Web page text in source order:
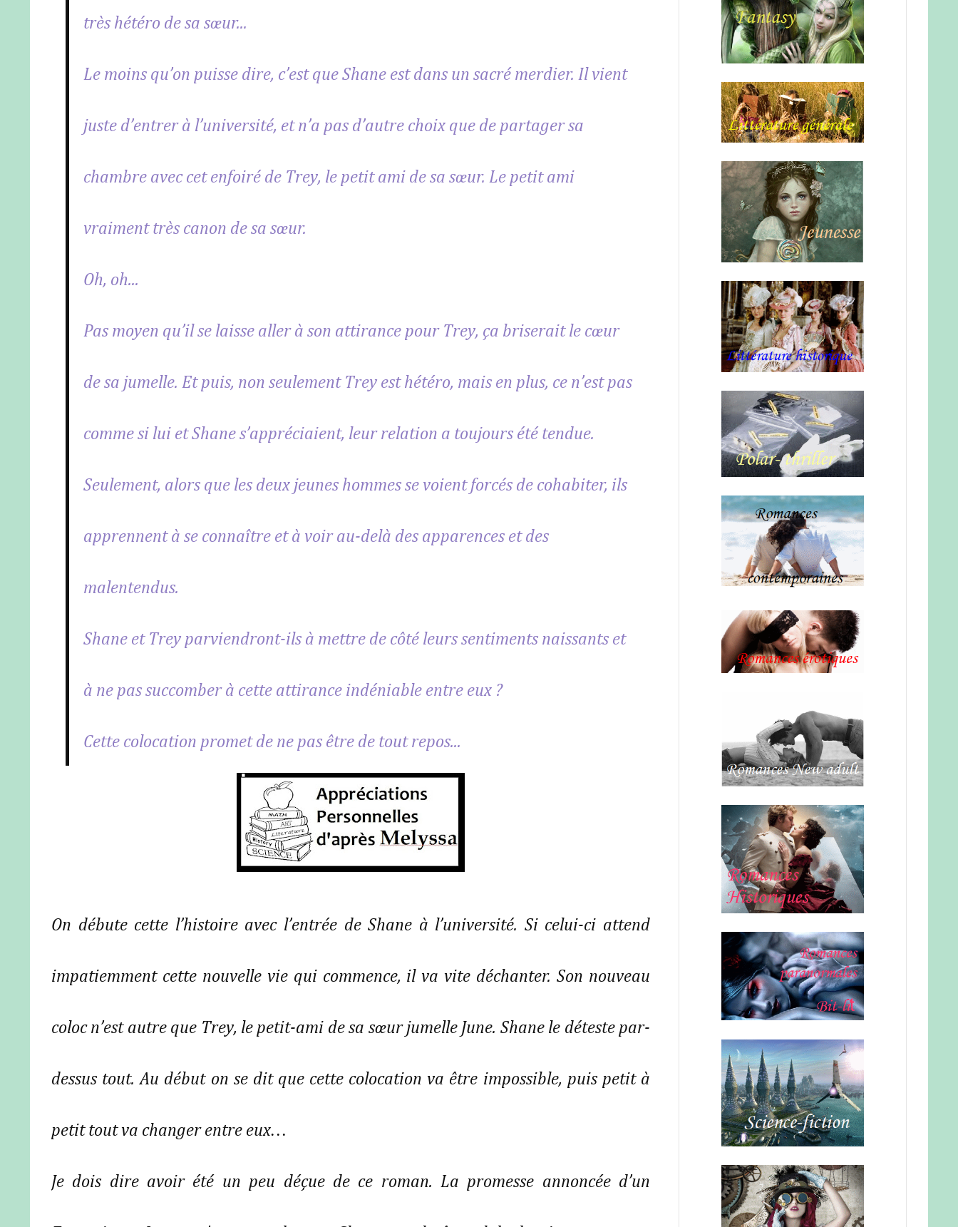
très hétéro de sa sœur...
Le moins qu’on puisse dire, c’est que Shane est dans un sacré merdier. Il vient
juste d’entrer à l’université, et n’a pas d’autre choix que de partager sa
chambre avec cet enfoiré de Trey, le petit ami de sa sœur. Le petit ami
vraiment très canon de sa sœur.
Oh, oh...
Pas moyen qu’il se laisse aller à son attirance pour Trey, ça briserait le cœur
de sa jumelle. Et puis, non seulement Trey est hétéro, mais en plus, ce n’est pas
comme si lui et Shane s’appréciaient, leur relation a toujours été tendue.
Seulement, alors que les deux jeunes hommes se voient forcés de cohabiter, ils
apprennent à se connaître et à voir au-delà des apparences et des
malentendus.
Shane et Trey parviendront-ils à mettre de côté leurs sentiments naissants et
à ne pas succomber à cette attirance indéniable entre eux ?
Cette colocation promet de ne pas être de tout repos...
On débute cette l’histoire avec l’entrée de Shane à l’université. Si celui-ci attend
impatiemment cette nouvelle vie qui commence, il va vite déchanter. Son nouveau
coloc n’est autre que Trey, le petit-ami de sa sœur jumelle June. Shane le déteste par-
dessus tout. Au début on se dit que cette colocation va être impossible, puis petit à
petit tout va changer entre eux…
Je dois dire avoir été un peu déçue de ce roman. La promesse annoncée d’un